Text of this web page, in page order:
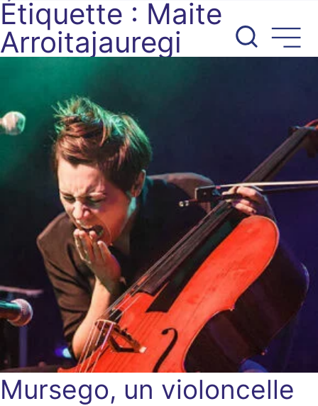
Aller
au
contenu
Étiquette : Maite
Arroitajauregi
Mursego, un violoncelle